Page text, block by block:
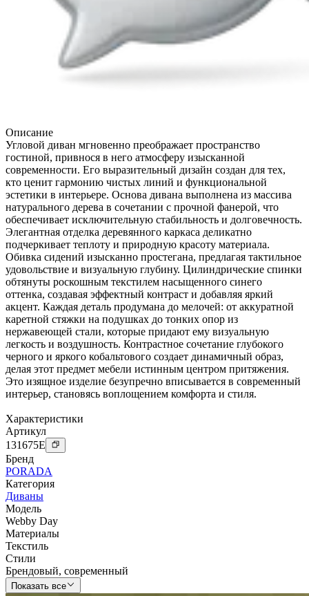
Описание
Угловой диван мгновенно преображает пространство
гостиной, привнося в него атмосферу изысканной
современности. Его выразительный дизайн создан для тех,
кто ценит гармонию чистых линий и функциональной
эстетики в интерьере. Основа дивана выполнена из массива
натурального дерева в сочетании с прочной фанерой, что
обеспечивает исключительную стабильность и долговечность.
Элегантная отделка деревянного каркаса деликатно
подчеркивает теплоту и природную красоту материала.
Обивка сидений изысканно простегана, предлагая тактильное
удовольствие и визуальную глубину. Цилиндрические спинки
обтянуты роскошным текстилем насыщенного синего
оттенка, создавая эффектный контраст и добавляя яркий
акцент. Каждая деталь продумана до мелочей: от аккуратной
каретной стяжки на подушках до тонких опор из
нержавеющей стали, которые придают ему визуальную
легкость и воздушность. Контрастное сочетание глубокого
черного и яркого кобальтового создает динамичный образ,
делая этот предмет мебели истинным центром притяжения.
Это изящное изделие безупречно вписывается в современный
интерьер, становясь воплощением комфорта и стиля.
Характеристики
Артикул
131675E
Бренд
PORADA
Категория
Диваны
Модель
Webby Day
Материалы
Текстиль
Стили
Брендовый, современный
Показать все